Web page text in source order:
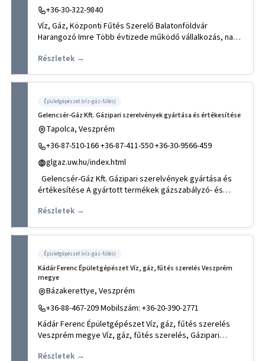
+36-30-322-9840
Víz, Gáz, Központi Fűtés Szerelő Balatonföldvár
Harangozó Imre Több évtizede működő vállalkozás, nagy
Részletek →
Épületgépészet (víz-gáz-fűtés)
Gelencsér-Gáz Kft. Gázipari szerelvények gyártása és értékesítése
Tapolca, Veszprém
+36-87-510-166 +36-87-411-550 +36-30-9566-459
glgaz.uw.hu/index.html
Gelencsér-Gáz Kft. Gázipari szerelvények gyártása és
értékesítése A gyártott termékek gázszabályzó- és
Részletek →
Épületgépészet (víz-gáz-fűtés)
Kádár Ferenc Épületgépészet Víz, gáz, fűtés szerelés Veszprém
megye
Bázakerettye, Veszprém
+36-88-467-209 Mobilszám: +36-20-390-2771
Kádár Ferenc Épületgépészet Víz, gáz, fűtés szerelés
Veszprém megye Víz, gáz, fűtés szerelés, Gázipari
Részletek →